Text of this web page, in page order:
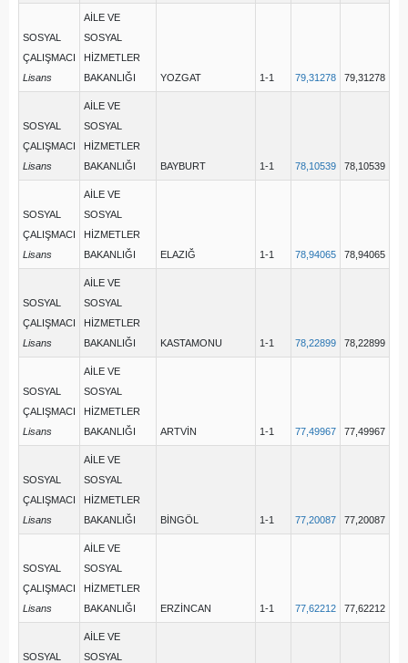
SOSYAL
ÇALIŞMACI
Lisans
AİLE VE
SOSYAL
HİZMETLER
BAKANLIĞI
YOZGAT 1-1 79,31278 79,31278
SOSYAL
ÇALIŞMACI
Lisans
AİLE VE
SOSYAL
HİZMETLER
BAKANLIĞI
BAYBURT 1-1 78,10539 78,10539
SOSYAL
ÇALIŞMACI
Lisans
AİLE VE
SOSYAL
HİZMETLER
BAKANLIĞI
ELAZIĞ 1-1 78,94065 78,94065
SOSYAL
ÇALIŞMACI
Lisans
AİLE VE
SOSYAL
HİZMETLER
BAKANLIĞI
KASTAMONU 1-1 78,22899 78,22899
SOSYAL
ÇALIŞMACI
Lisans
AİLE VE
SOSYAL
HİZMETLER
BAKANLIĞI
ARTVİN 1-1 77,49967 77,49967
SOSYAL
ÇALIŞMACI
Lisans
AİLE VE
SOSYAL
HİZMETLER
BAKANLIĞI
BİNGÖL 1-1 77,20087 77,20087
SOSYAL
ÇALIŞMACI
Lisans
AİLE VE
SOSYAL
HİZMETLER
BAKANLIĞI
ERZİNCAN 1-1 77,62212 77,62212
SOSYAL
AİLE VE
SOSYAL